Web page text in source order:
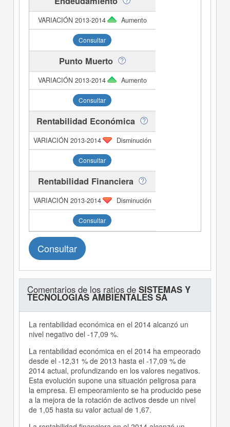
Aumento
Consultar
Punto Muerto
Aumento
Consultar
Rentabilidad Económica
Disminución
Consultar
Rentabilidad Financiera
Disminución
Consultar
Consultar
Comentarios de los ratios de SISTEMAS Y
TECNOLOGIAS AMBIENTALES SA
La rentabilidad económica en el 2014 alcanzó un
nivel negativo del -17,09 %.
La rentabilidad económica en el 2014 ha empeorado
desde el -12,31 % de 2013 hasta el -17,09 % de
2014 actual, profundizando en los valores negativos.
Esta evolución supone una situación peligrosa para
la empresa. El empeoramiento se ha producido pese
a la mejora de la rotación de activos desde un nivel
de 1,05 hasta su valor actual de 1,67.